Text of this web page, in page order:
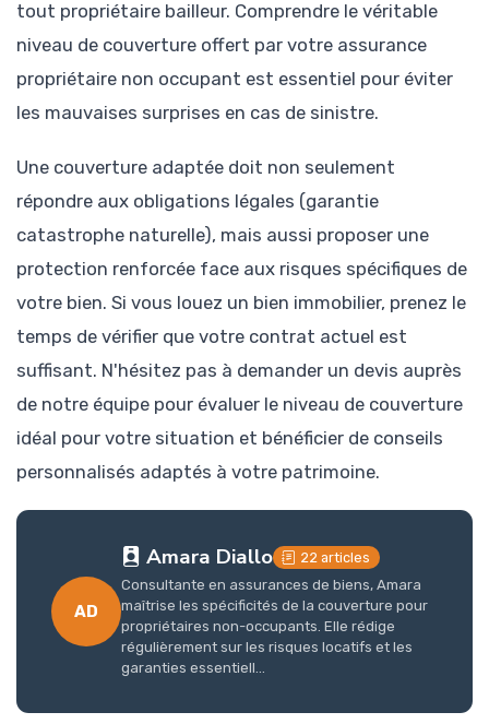
tout propriétaire bailleur. Comprendre le véritable
niveau de couverture offert par votre assurance
propriétaire non occupant est essentiel pour éviter
les mauvaises surprises en cas de sinistre.
Une couverture adaptée doit non seulement
répondre aux obligations légales (garantie
catastrophe naturelle), mais aussi proposer une
protection renforcée face aux risques spécifiques de
votre bien. Si vous louez un bien immobilier, prenez le
temps de vérifier que votre contrat actuel est
suffisant. N'hésitez pas à demander un devis auprès
de notre équipe pour évaluer le niveau de couverture
idéal pour votre situation et bénéficier de conseils
personnalisés adaptés à votre patrimoine.
AD
Amara Diallo
22 articles
Consultante en assurances de biens, Amara
maîtrise les spécificités de la couverture pour
propriétaires non-occupants. Elle rédige
régulièrement sur les risques locatifs et les
garanties essentiell...